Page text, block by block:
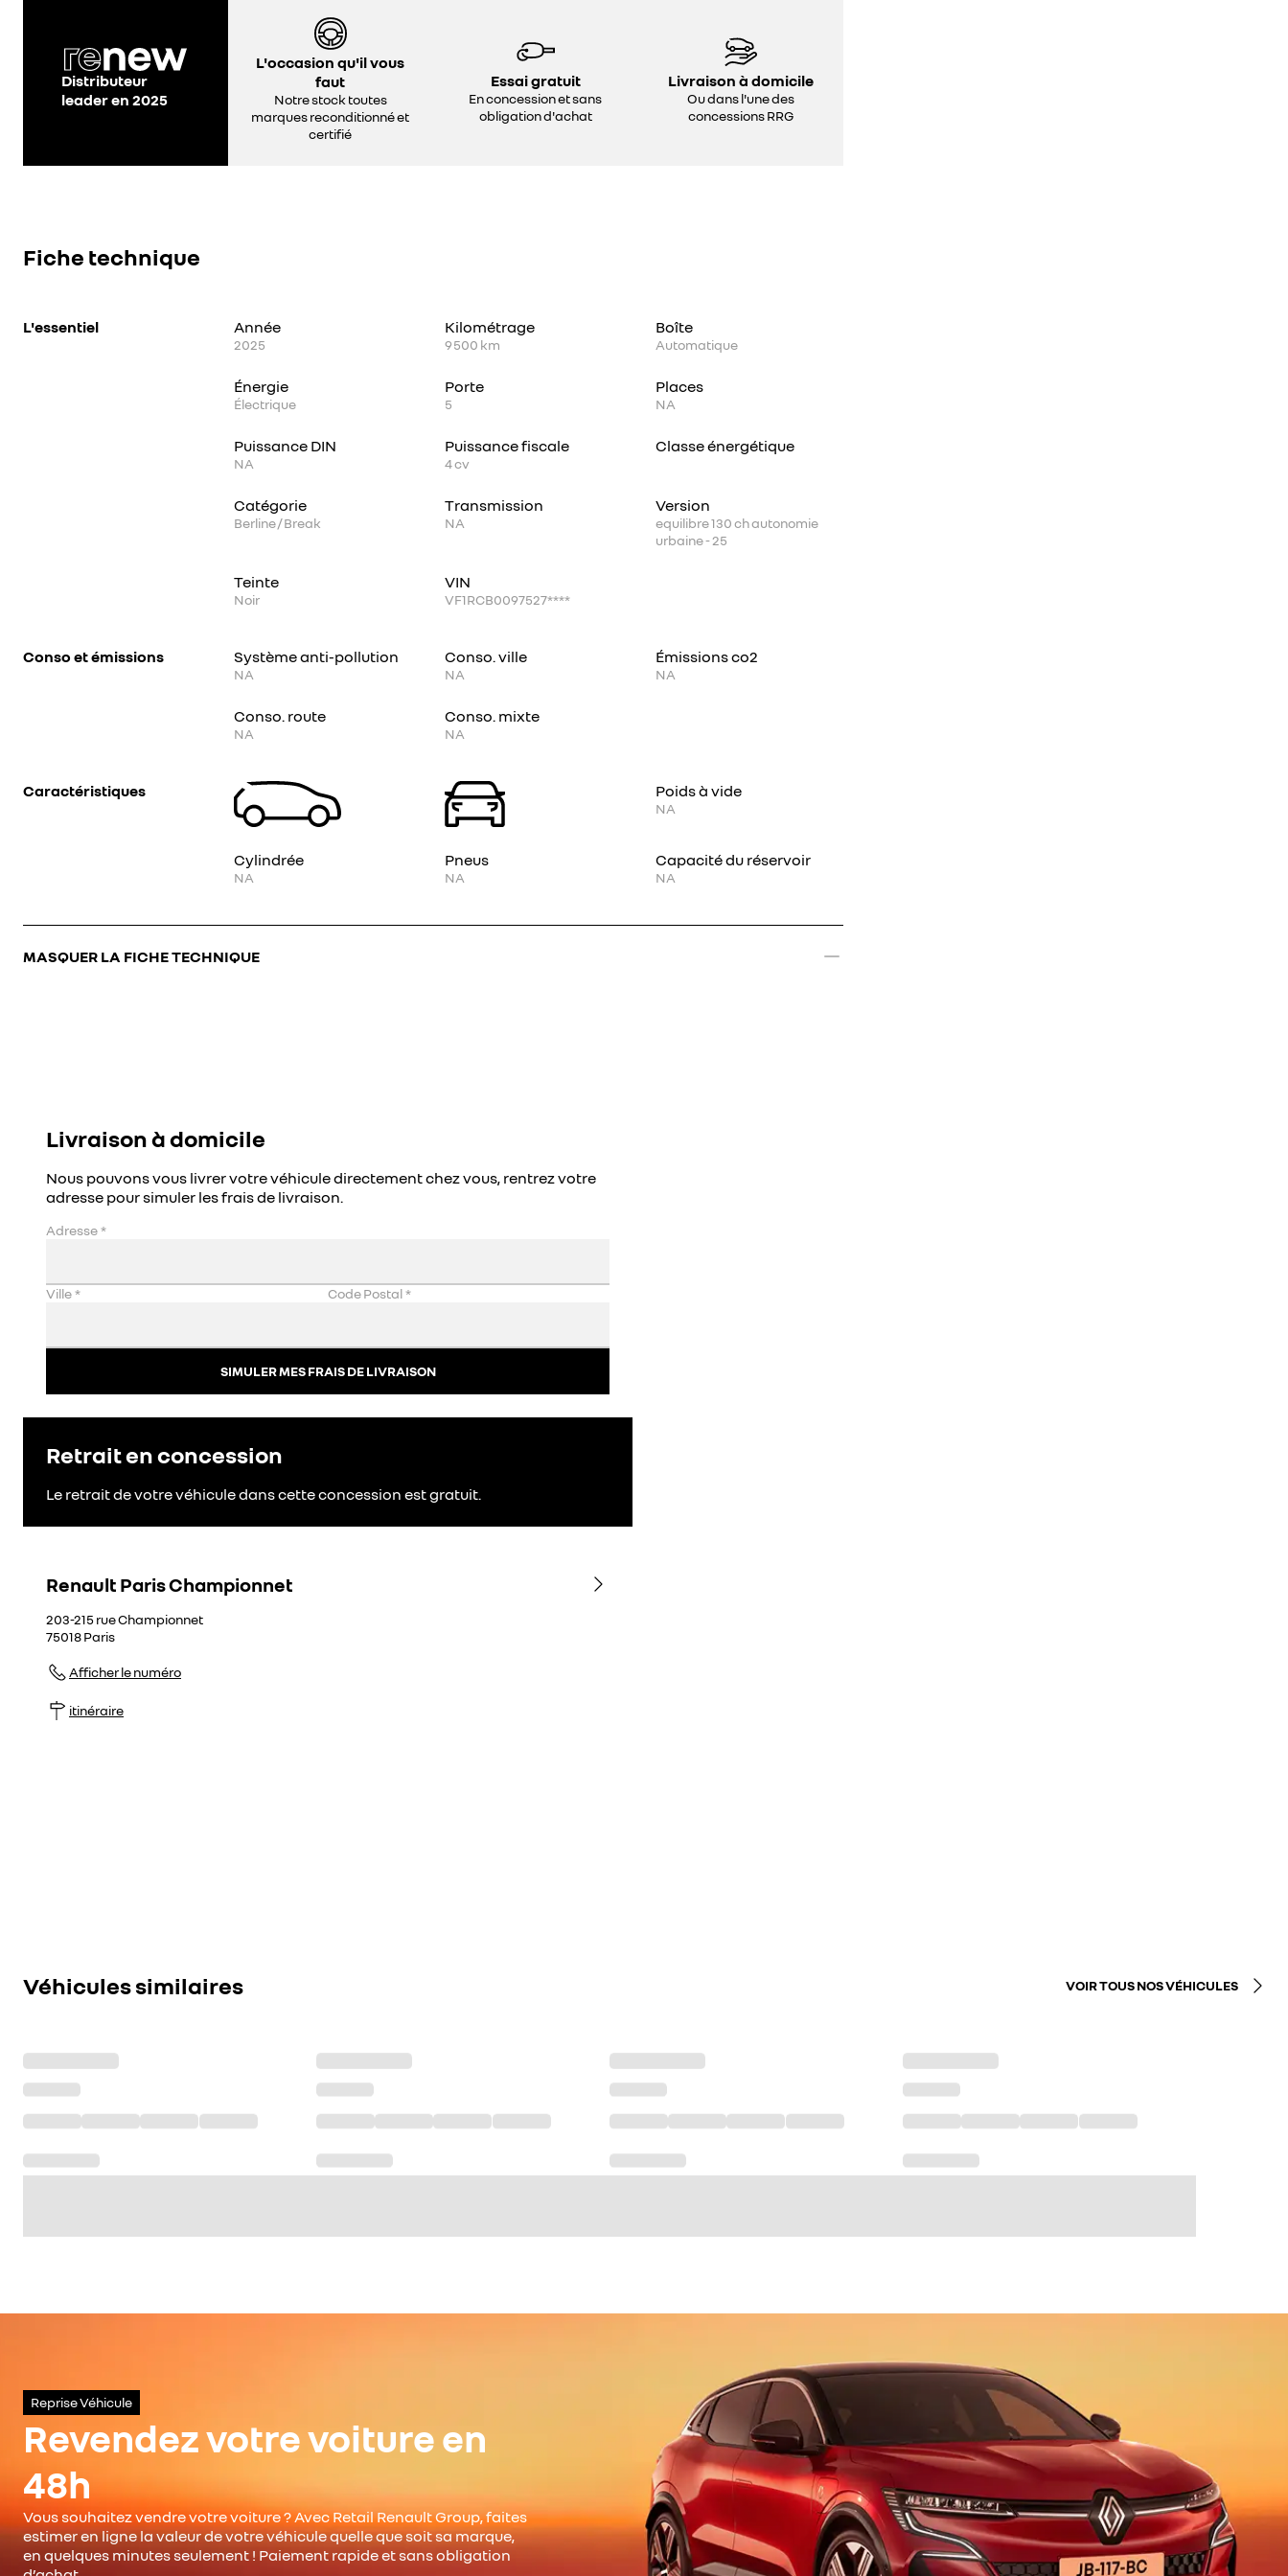
Distributeur
leader en 2025
L'occasion qu'il vous
faut
Notre stock toutes
marques reconditionné et
certifié
Essai gratuit
En concession et sans
obligation d'achat
Livraison à domicile
Ou dans l'une des
concessions RRG
Fiche technique
MASQUER LA FICHE TECHNIQUE
L'essentiel Année
2025
Kilométrage
9 500 km
Boîte
Automatique
Énergie
Électrique
Porte
5
Places
NA
Puissance DIN
NA
Puissance fiscale
4cv
Classe énergétique
Catégorie
Berline / Break
Transmission
NA
Version
equilibre 130 ch autonomie
urbaine - 25
Teinte
Noir
VIN
VF1RCB0097527****
Conso et émissions Système anti-pollution
NA
Conso. ville
NA
Émissions co2
NA
Conso. route
NA
Conso. mixte
NA
Caractéristiques Poids à vide
NA
Cylindrée
NA
Pneus
NA
Capacité du réservoir
NA
Livraison à domicile
Nous pouvons vous livrer votre véhicule directement chez vous, rentrez votre
adresse pour simuler les frais de livraison.
Adresse*
Ville* Code Postal*
SIMULER MES FRAIS DE LIVRAISON
Retrait en concession
Le retrait de votre véhicule dans cette concession est gratuit.
Renault Paris Championnet
203-215 rue Championnet
75018Paris
Afficher le numéro
itinéraire
Véhicules similaires VOIR TOUS NOS VÉHICULES
Reprise Véhicule
Revendez votre voiture en
48h
Vous souhaitez vendre votre voiture ? Avec Retail Renault Group, faites
estimer en ligne la valeur de votre véhicule quelle que soit sa marque,
en quelques minutes seulement ! Paiement rapide et sans obligation